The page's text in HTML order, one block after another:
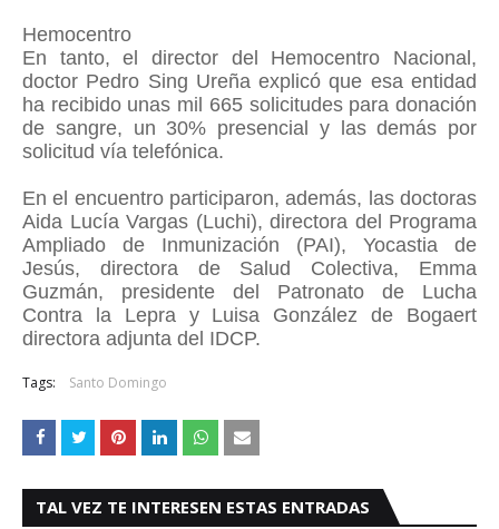
Hemocentro
En tanto, el director del Hemocentro Nacional,
doctor Pedro Sing Ureña explicó que esa entidad
ha recibido unas mil 665 solicitudes para donación
de sangre, un 30% presencial y las demás por
solicitud vía telefónica.
En el encuentro participaron, además, las doctoras
Aida Lucía Vargas (Luchi), directora del Programa
Ampliado de Inmunización (PAI), Yocastia de
Jesús, directora de Salud Colectiva, Emma
Guzmán, presidente del Patronato de Lucha
Contra la Lepra y Luisa González de Bogaert
directora adjunta del IDCP.
Tags: Santo Domingo
TAL VEZ TE INTERESEN ESTAS ENTRADAS